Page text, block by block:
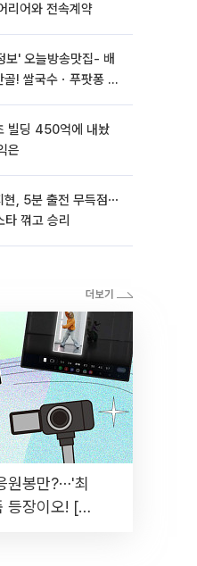
리어와 전속계약
보' 오늘방송맛집- 배
! 쌀국수ㆍ푸팟퐁 커
빌딩 450억에 내놨
은
현, 5분 출전 무득점⋯
꺾고 승리
원봉만?⋯'최
등장이오! [솔